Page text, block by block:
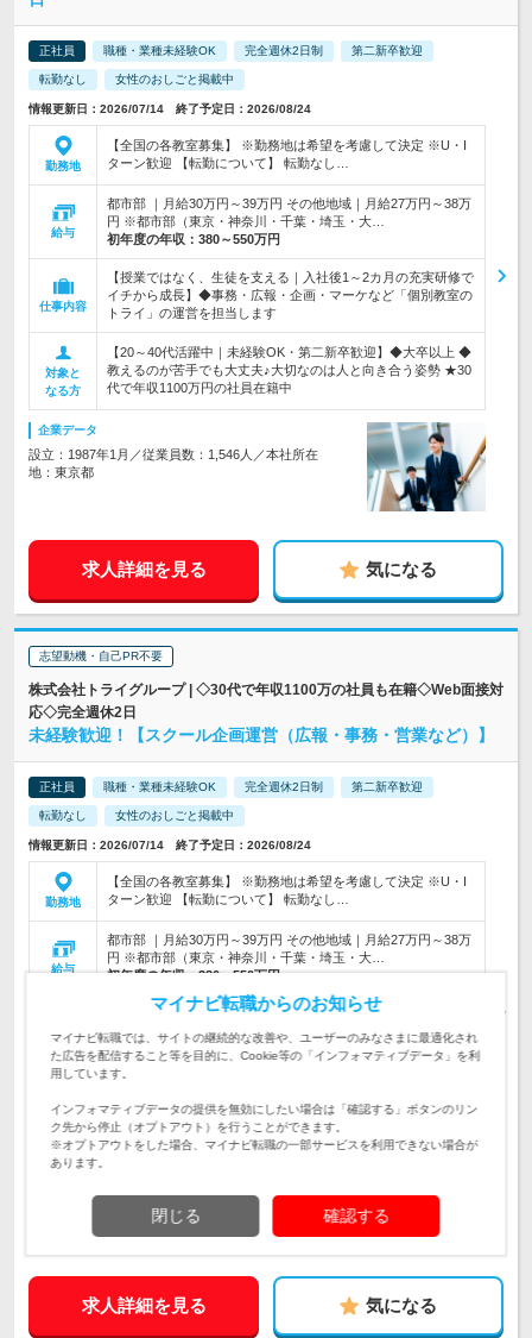
正社員 職種・業種未経験OK 完全週休2日制 第二新卒歓迎
転勤なし 女性のおしごと掲載中
情報更新日：2026/07/14 終了予定日：2026/08/24
勤務地
【全国の各教室募集】 ※勤務地は希望を考慮して決定 ※U・I
ターン歓迎 【転勤について】 転勤なし…
給与
都市部 ｜月給30万円～39万円 その他地域｜月給27万円～38万
円 ※都市部（東京・神奈川・千葉・埼玉・大…
初年度の年収： 380～550万円
仕事内容
【授業ではなく、生徒を支える｜入社後1～2カ月の充実研修で
イチから成長】◆事務・広報・企画・マーケなど「個別教室の
トライ」の運営を担当します
対象と
なる方
【20～40代活躍中｜未経験OK・第二新卒歓迎】◆大卒以上 ◆
教えるのが苦手でも大丈夫♪大切なのは人と向き合う姿勢 ★30
代で年収1100万円の社員在籍中
企業データ
設立：1987年1月／従業員数：1,546人／本社所在
地：東京都
求人詳細を見る 気になる
志望動機・自己PR不要
株式会社トライグループ | ◇30代で年収1100万の社員も在籍◇Web面接対
応◇完全週休2日
未経験歓迎！【スクール企画運営（広報・事務・営業など）】
正社員 職種・業種未経験OK 完全週休2日制 第二新卒歓迎
転勤なし 女性のおしごと掲載中
情報更新日：2026/07/14 終了予定日：2026/08/24
勤務地
【全国の各教室募集】 ※勤務地は希望を考慮して決定 ※U・I
ターン歓迎 【転勤について】 転勤なし…
給与
都市部 ｜月給30万円～39万円 その他地域｜月給27万円～38万
円 ※都市部（東京・神奈川・千葉・埼玉・大…
初年度の年収：380～550万円
仕事内容
【授業ではなく、生徒を支える｜授業の日程調整などの事務業
務からお任せ！】◆広報・事務・営業・マーケなど「個別教室
のトライ」の運営を担当します
対象と
なる方
◆営業、接客販売の経験 ◆教えるのが得意じゃなくても大丈
夫です！授業は担当しません♪
企業データ
求人詳細を見る 気になる
マイナビ転職からのお知らせ
マイナビ転職では、サイトの継続的な改善や、ユーザーのみなさまに最適化され
た広告を配信すること等を目的に、Cookie等の「インフォマティブデータ」を利
用しています。
インフォマティブデータの提供を無効にしたい場合は「確認する」ボタンのリン
ク先から停止（オプトアウト）を行うことができます。
※オプトアウトをした場合、マイナビ転職の一部サービスを利用できない場合が
あります。
閉じる 確認する